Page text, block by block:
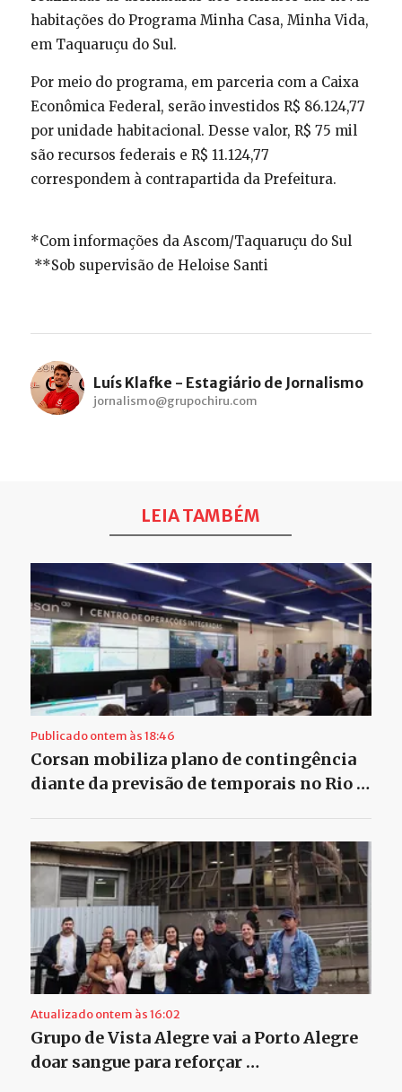
habitações do Programa Minha Casa, Minha Vida,
em Taquaruçu do Sul.
Por meio do programa, em parceria com a Caixa
Econômica Federal, serão investidos R$ 86.124,77
por unidade habitacional. Desse valor, R$ 75 mil
são recursos federais e R$ 11.124,77
correspondem à contrapartida da Prefeitura.
*Com informações da Ascom/Taquaruçu do Sul
**Sob supervisão de Heloise Santi
Luís Klafke - Estagiário de Jornalismo
jornalismo@grupochiru.com
LEIA TAMBÉM
Publicado ontem às 18:46
Corsan mobiliza plano de contingência
diante da previsão de temporais no Rio …
Atualizado ontem às 16:02
Grupo de Vista Alegre vai a Porto Alegre
doar sangue para reforçar …